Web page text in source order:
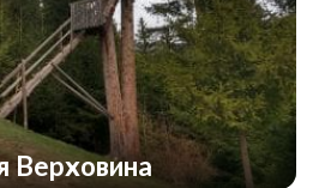
Верховина